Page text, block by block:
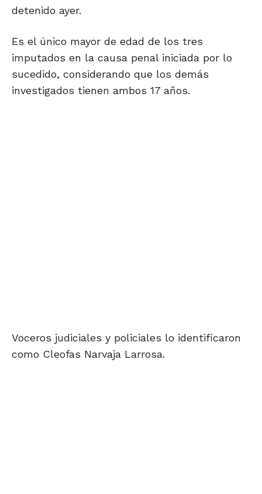
detenido ayer.
Es el único mayor de edad de los tres
imputados en la causa penal iniciada por lo
sucedido, considerando que los demás
investigados tienen ambos 17 años.
Voceros judiciales y policiales lo identificaron
como Cleofas Narvaja Larrosa.